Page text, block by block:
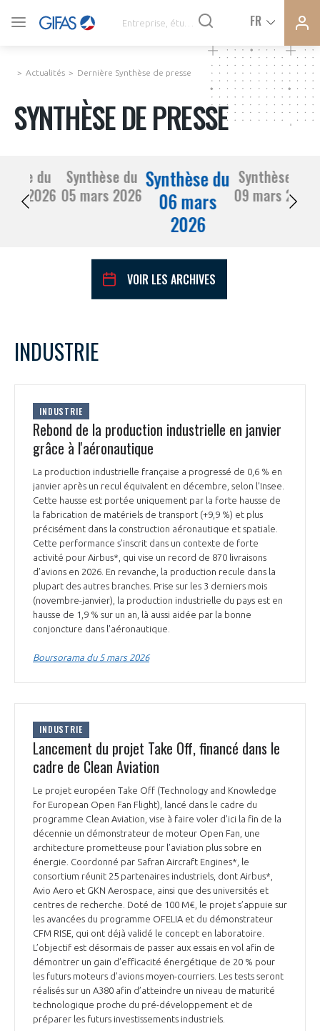
FR
SYNTHÈSE DE PRESSE
COMMUNIQUÉS DE PRESSE
PRÉSENTATION
NOTRE VISION
NOS MISSIONS
NOTRE HISTOIRE
ORGANISATION
LE CONSEIL DU GIFAS
L’ÉQUIPE DU GIFAS
NOS RÉSEAUX À L'INTERNATIONAL
FONCTIONNEMENT
GEADS
COMITÉ AERO PME
STARTAIR
ACCOMPAGNEMENT DE NOS ADHÉRENTS
LES PROGRAMMES DU GIFAS
UN ÉCOSYSTÈME INTÉGRÉ ET COHÉRENT
POURQUOI DEVENIR MEMBRE ?
LA MÉDIATION
LA MÉDIATION DANS LA FILIÈRE AÉRONAUTIQUE ET SPATIALE
LE MÉDIATEUR DE LA FILIÈRE AÉRONAUTIQUE ET SPATIALE
MÉDIATION ET CHARTE D’ENGAGEMENT SUR LES RELATIONS ENTRE
LA MÉDIATION AU-DELÀ DE LA FILIÈRE AÉRONAUTIQUE ET SPATIALE
PRENDRE CONTACT AVEC LE MÉDIATEUR DE LA FILIÈRE
LE SALON DU BOURGET
L'OBSERVATOIRE
CHIFFRES CLÉS
LES ENJEUX
COMPÉTITIVITÉ
EMPLOI & FORMATION
ENVIRONNEMENT
INNOVATION
INTERNATIONALISATION
LES PUBLICATIONS
DOCUMENTS & BROCHURES
RAPPORTS D'ACTIVITÉS
Actualités Dernière Synthèse de presse
SYNTHÈSE DE PRESSE
du
04 mars 2026
Synthèse du
05 mars 2026
Synthèse du
06 mars
2026
Synthèse du
09 mars 2026
VOIR LES ARCHIVES
L
1
9
10 13
16
21
30
31
INDUSTRIE
INDUSTRIE
Rebond de la production industrielle en janvier
grâce à l'aéronautique
La production industrielle française a progressé de 0,6 % en
janvier après un recul équivalent en décembre, selon l’Insee.
Cette hausse est portée uniquement par la forte hausse de
la fabrication de matériels de transport (+9,9 %) et plus
précisément dans la construction aéronautique et spatiale.
Cette performance s’inscrit dans un contexte de forte
activité pour Airbus*, qui vise un record de 870 livraisons
d’avions en 2026. En revanche, la production recule dans la
plupart des autres branches. Prise sur les 3 derniers mois
(novembre-janvier), la production industrielle du pays est en
hausse de 1,9 % sur un an, là aussi aidée par la bonne
conjoncture dans l'aéronautique.
Boursorama du 5 mars 2026
INDUSTRIE
Lancement du projet Take Off, financé dans le
cadre de Clean Aviation
Le projet européen Take Off (Technology and Knowledge
for European Open Fan Flight), lancé dans le cadre du
programme Clean Aviation, vise à faire voler d’ici la fin de la
décennie un démonstrateur de moteur Open Fan, une
architecture prometteuse pour l’aviation plus sobre en
énergie. Coordonné par Safran Aircraft Engines*, le
consortium réunit 25 partenaires industriels, dont Airbus*,
Avio Aero et GKN Aerospace, ainsi que des universités et
centres de recherche. Doté de 100 M€, le projet s’appuie sur
les avancées du programme OFELIA et du démonstrateur
CFM RISE, qui ont déjà validé le concept en laboratoire.
L’objectif est désormais de passer aux essais en vol afin de
démontrer un gain d’efficacité énergétique de 20 % pour
les futurs moteurs d’avions moyen-courriers. Les tests seront
réalisés sur un A380 afin d’atteindre un niveau de maturité
technologique proche du pré-développement et de
préparer les futurs investissements industriels.
VOUS ÊTES ADHÉRENTS
PAS ENCORE ADHÉRENT ?
Rejoignez une filière d’excellence et développez
Découvrez les avantages d'adhérer au GIFAS.
Rencontres, salons, données sectorielles,
DEMANDE D’ADHÉSION
DEMANDE D’ADHÉSION
Avez-vous un statut de droit français ?